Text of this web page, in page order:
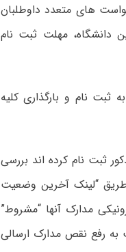
های متعدد داوطلبان
تمدید مهلت ثبت نام کارشناسی ارشد بدون آزمون سال ۹۷ این دانشگاه، مهلت ثبت نام
نام و بارگذاری کلیه
ثبت نام کرده اند بررسی
“لینک آخرین وضعیت
مدارک آنها “مشروط”
رفع نقص مدارک ارسالی